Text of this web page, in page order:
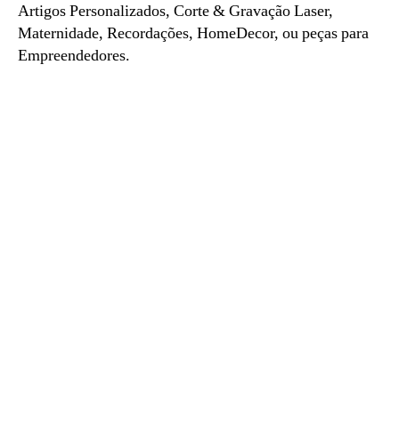
Artigos Personalizados, Corte & Gravação Laser,
Maternidade, Recordações, HomeDecor, ou peças para
Empreendedores.